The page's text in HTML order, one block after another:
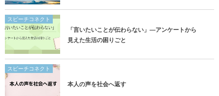
スピーチコネクト
「言いたいことが伝わらない」―アンケートから
見えた生活の困りごと
スピーチコネクト
本人の声を社会へ返す